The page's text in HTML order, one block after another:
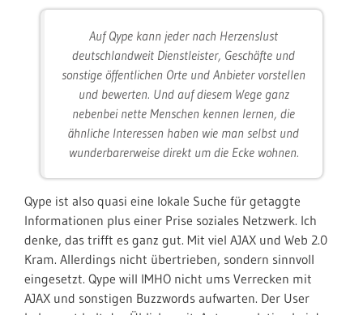
Auf Qype kann jeder nach Herzenslust
deutschlandweit Dienstleister, Geschäfte und
sonstige öffentlichen Orte und Anbieter vorstellen
und bewerten. Und auf diesem Wege ganz
nebenbei nette Menschen kennen lernen, die
ähnliche Interessen haben wie man selbst und
wunderbarerweise direkt um die Ecke wohnen.
Qype ist also quasi eine lokale Suche für getaggte
Informationen plus einer Prise soziales Netzwerk. Ich
denke, das trifft es ganz gut. Mit viel AJAX und Web 2.0
Kram. Allerdings nicht übertrieben, sondern sinnvoll
eingesetzt. Qype will IMHO nicht ums Verrecken mit
AJAX und sonstigen Buzzwords aufwarten. Der User